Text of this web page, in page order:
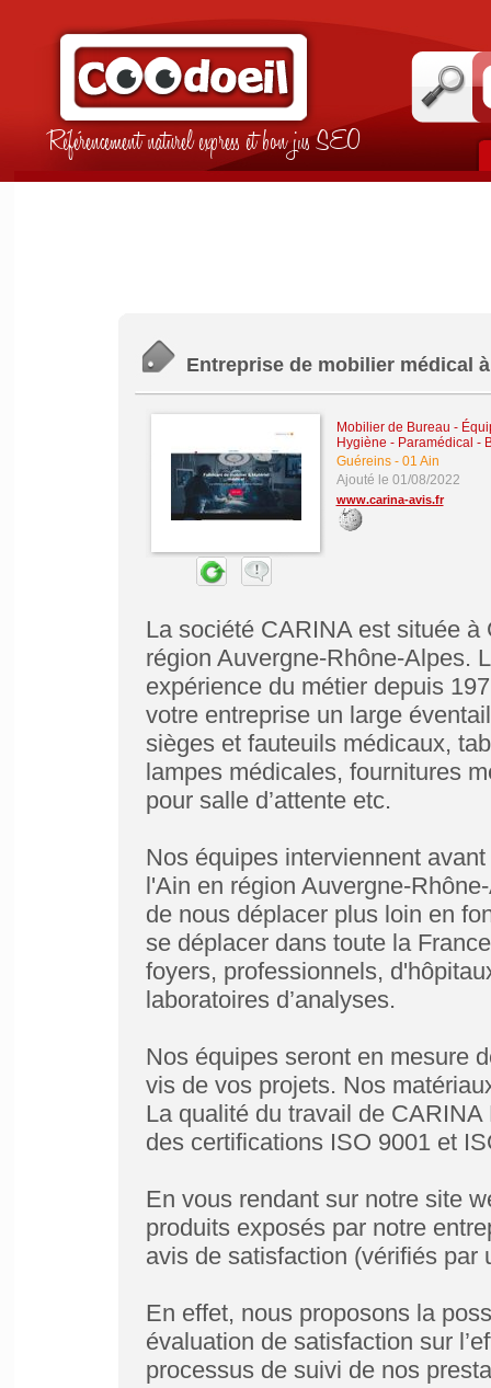
Référencement naturel express et bon jus SEO
Entreprise de mobilier médical
Mobilier de Bureau -
Hygiène - Paramédical -
Guéreins- 01 Ain
Ajouté le 01/08/2022
www.carina-avis.fr
La société CARINA est située
région Auvergne-Rhône-Alpes.
expérience du métier depuis
votre entreprise un large
sièges et fauteuils médicaux,
lampes médicales, fournitures
pour salle d’attente etc.
Nos équipes interviennent
l'Ain en région Auvergne-
de nous déplacer plus loin en
se déplacer dans toute la
foyers, professionnels,
laboratoires d’analyses.
Nos équipes seront en mesure
vis de vos projets. Nos
La qualité du travail de
des certifications ISO 9001 et
En vous rendant sur notre site
produits exposés par notre
avis de satisfaction (vérifiés par
En effet, nous proposons la
évaluation de satisfaction sur
processus de suivi de nos